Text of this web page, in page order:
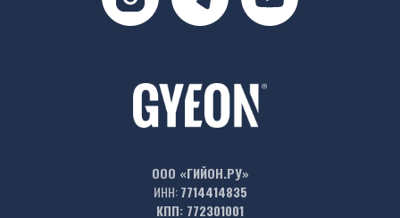
ООО «ГИЙОН.РУ»
ИНН:7714414835
КПП: 772301001